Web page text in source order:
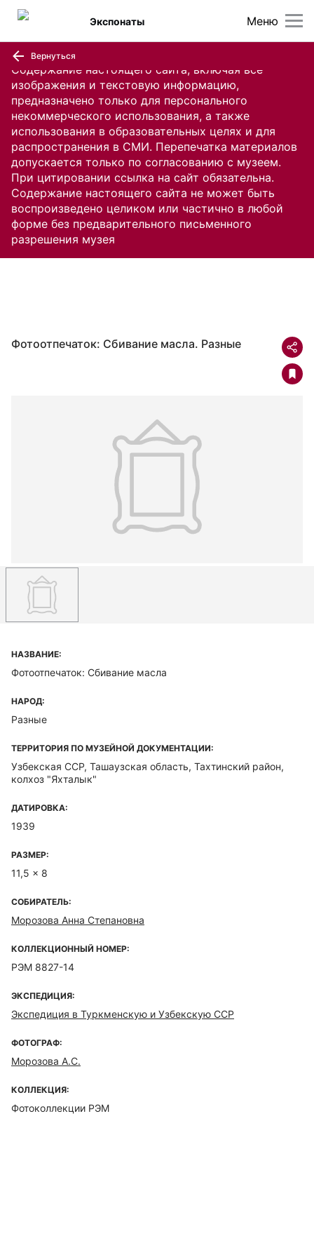
Содержание настоящего сайта, включая все
изображения и текстовую информацию,
предназначено только для персонального
некоммерческого использования, а также
использования в образовательных целях и для
распространения в СМИ. Перепечатка материалов
допускается только по согласованию с музеем.
При цитировании ссылка на сайт обязательна.
Содержание настоящего сайта не может быть
воспроизведено целиком или частично в любой
форме без предварительного письменного
разрешения музея
Меню
Экспонаты
Вернуться
Фотоотпечаток: Сбивание масла. Разные
НАЗВАНИЕ:
Фотоотпечаток: Сбивание масла
НАРОД:
Разные
ТЕРРИТОРИЯ ПО МУЗЕЙНОЙ ДОКУМЕНТАЦИИ:
Узбекская ССР, Ташаузская область, Тахтинский район,
колхоз "Яхталык"
ДАТИРОВКА:
1939
РАЗМЕР:
11,5 x 8
СОБИРАТЕЛЬ:
Морозова Анна Степановна
КОЛЛЕКЦИОННЫЙ НОМЕР:
РЭМ 8827-14
ЭКСПЕДИЦИЯ:
Экспедиция в Туркменскую и Узбекскую ССР
ФОТОГРАФ:
Морозова А.С.
КОЛЛЕКЦИЯ:
Фотоколлекции РЭМ